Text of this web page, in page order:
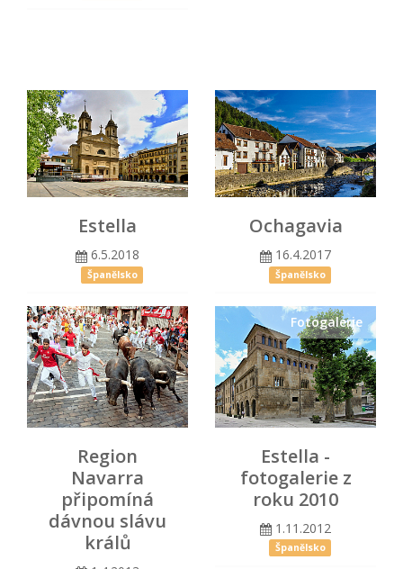
Estella
6.5.2018
Španělsko
Ochagavia
16.4.2017
Španělsko
Region
Navarra
připomíná
dávnou slávu
králů
Fotogalerie
Estella -
fotogalerie z
roku 2010
1.11.2012
Španělsko